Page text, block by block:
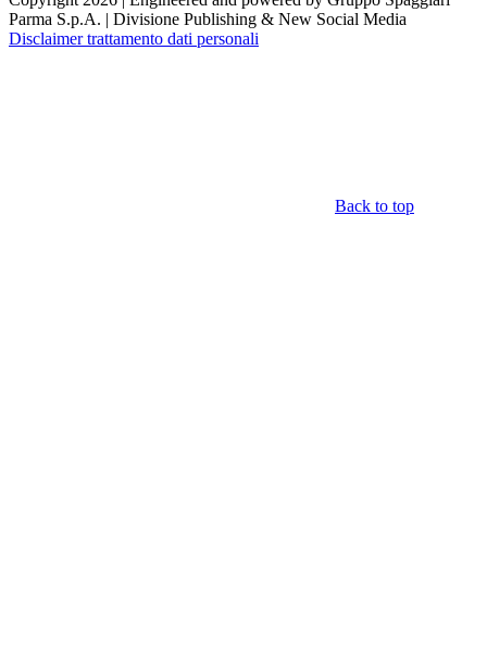
Parma S.p.A. | Divisione Publishing & New Social Media
Disclaimer trattamento dati personali
Back to top